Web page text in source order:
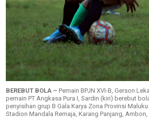
BEREBUT BOLA – Pemain BPJN XVI-B, Gerson
pemain PT Angkasa Pura I, Sardin (kiri) berebut
penyisihan grup B Gala Karya Zona Provinsi
Stadion Mandala Remaja, Karang Panjang,